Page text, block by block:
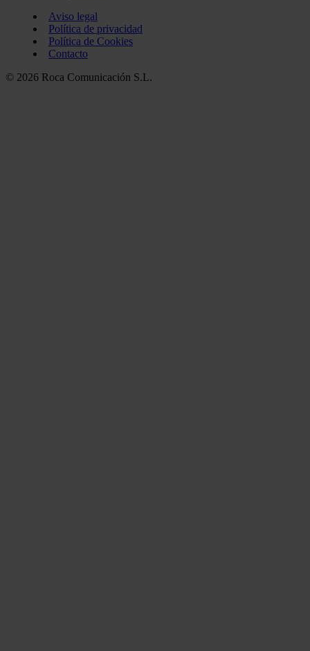
Aviso legal
Política de privacidad
Política de Cookies
Contacto
© 2026 Roca Comunicación S.L.